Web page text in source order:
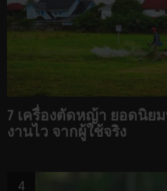
7 เครื่องตัดหญ้า ยอดนิย
งานไว จากผู้ใช้จริง